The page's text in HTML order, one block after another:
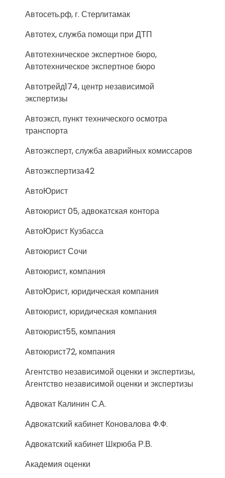
Автосеть.рф, г. Стерлитамак
Автотех, служба помощи при ДТП
Автотехническое экспертное бюро,
Автотехническое экспертное бюро
Автотрейд174, центр независимой
экспертизы
Автоэксп, пункт технического осмотра
транспорта
Автоэксперт, служба аварийных комиссаров
Автоэкспертиза42
АвтоЮрист
Автоюрист 05, адвокатская контора
АвтоЮрист Кузбасса
Автоюрист Сочи
Автоюрист, компания
АвтоЮрист, юридическая компания
Автоюрист, юридическая компания
Автоюрист55, компания
Автоюрист72, компания
Агентство независимой оценки и экспертизы,
Агентство независимой оценки и экспертизы
Адвокат Калинин С.А.
Адвокатский кабинет Коновалова Ф.Ф.
Адвокатский кабинет Шкрюба Р.В.
Академия оценки